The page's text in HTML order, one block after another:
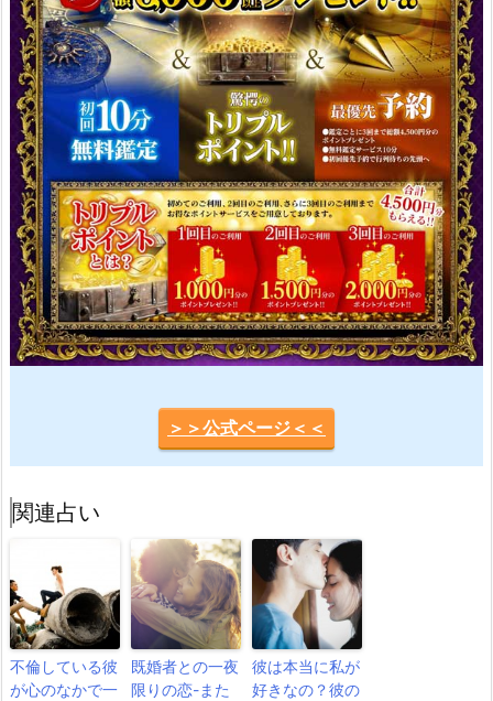
＞＞公式ページ＜＜
関連占い
不倫している彼
が心のなかで一
既婚者との一夜
限りの恋-また
彼は本当に私が
好きなの？彼の